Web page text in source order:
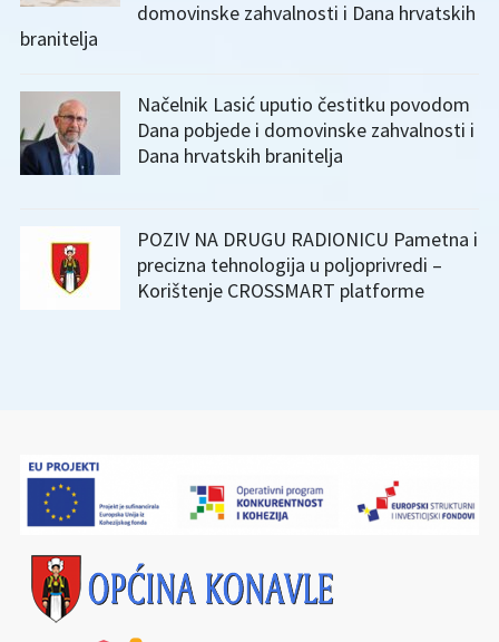
domovinske zahvalnosti i Dana hrvatskih
branitelja
Načelnik Lasić uputio čestitku povodom
Dana pobjede i domovinske zahvalnosti i
Dana hrvatskih branitelja
POZIV NA DRUGU RADIONICU Pametna i
precizna tehnologija u poljoprivredi –
Korištenje CROSSMART platforme